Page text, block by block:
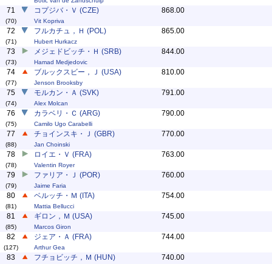
71
(70)
コプジバ・Ｖ (CZE)
Vit Kopriva
868.00
72
(71)
フルカチュ，Ｈ (POL)
Hubert Hurkacz
865.00
73
(73)
メジェドビッチ・Ｈ (SRB)
Hamad Medjedovic
844.00
74
(77)
ブルックスビー，Ｊ (USA)
Jenson Brooksby
810.00
75
(74)
モルカン・Ａ (SVK)
Alex Molcan
791.00
76
(75)
カラベリ・Ｃ (ARG)
Camilo Ugo Carabelli
790.00
77
(88)
チョインスキ・Ｊ (GBR)
Jan Choinski
770.00
78
(78)
ロイエ・Ｖ (FRA)
Valentin Royer
763.00
79
(79)
ファリア・Ｊ (POR)
Jaime Faria
760.00
80
(81)
ベルッチ・Ｍ (ITA)
Mattia Bellucci
754.00
81
(85)
ギロン，Ｍ (USA)
Marcos Giron
745.00
82
(127)
ジェア・Ａ (FRA)
Arthur Gea
744.00
83 フチョビッチ，Ｍ (HUN) 740.00